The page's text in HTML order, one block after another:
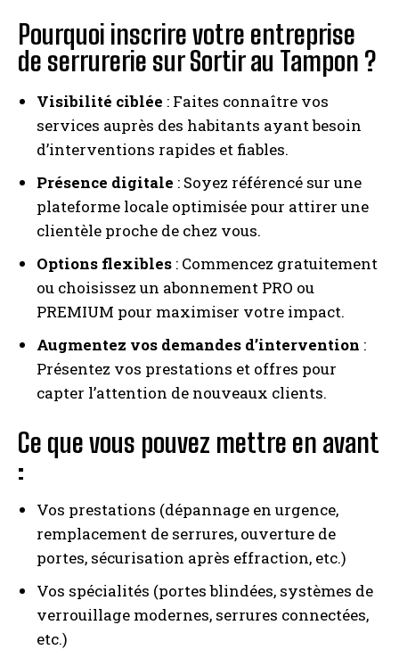
Pourquoi inscrire votre entreprise
de serrurerie sur Sortir au Tampon ?
Visibilité ciblée : Faites connaître vos
services auprès des habitants ayant besoin
d’interventions rapides et fiables.
Présence digitale : Soyez référencé sur une
plateforme locale optimisée pour attirer une
clientèle proche de chez vous.
Options flexibles : Commencez gratuitement
ou choisissez un abonnement PRO ou
PREMIUM pour maximiser votre impact.
Augmentez vos demandes d’intervention :
Présentez vos prestations et offres pour
capter l’attention de nouveaux clients.
Ce que vous pouvez mettre en avant
:
Vos prestations (dépannage en urgence,
remplacement de serrures, ouverture de
portes, sécurisation après effraction, etc.)
Vos spécialités (portes blindées, systèmes de
verrouillage modernes, serrures connectées,
etc.)